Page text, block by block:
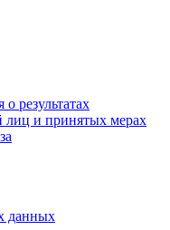
результатах
лиц и принятых мерах
данных